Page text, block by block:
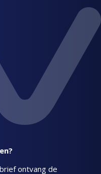
ontvang de